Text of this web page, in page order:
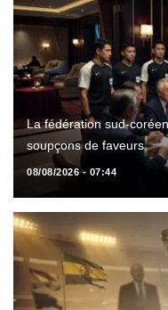
La fédération sud-
soupçons de faveurs
08/08/2026 - 07:44